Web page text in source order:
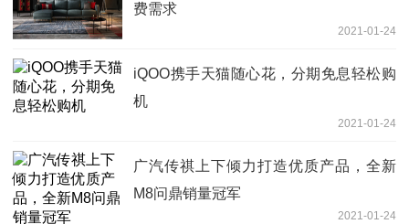
费需求
2021-01-24
iQOO携手天猫随心花，分期免息轻松购
机
2021-01-24
广汽传祺上下倾力打造优质产品，全新
M8问鼎销量冠军
2021-01-24